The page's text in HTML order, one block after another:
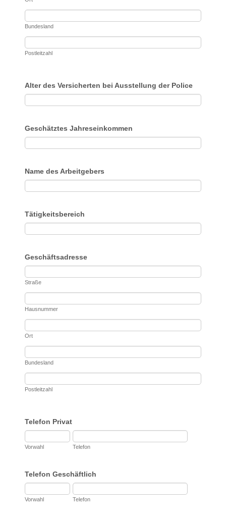
Bundesland
Postleitzahl
Alter des Versicherten bei Ausstellung der Police
Geschätztes Jahreseinkommen
Name des Arbeitgebers
Tätigkeitsbereich
Geschäftsadresse
Straße
Hausnummer
Ort
Bundesland
Postleitzahl
Telefon Privat
Vorwahl Telefon
Telefon Geschäftlich
Vorwahl Telefon